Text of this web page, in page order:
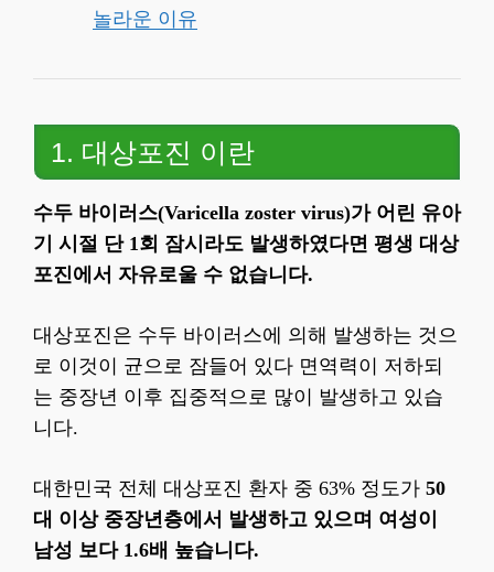
놀라운 이유
1. 대상포진 이란
수두 바이러스(Varicella zoster virus)가 어린 유아
기 시절 단 1회 잠시라도 발생하였다면 평생 대상
포진에서 자유로울 수 없습니다.
대상포진은 수두 바이러스에 의해 발생하는 것으
로 이것이 균으로 잠들어 있다 면역력이 저하되
는 중장년 이후 집중적으로 많이 발생하고 있습
니다.
대한민국 전체 대상포진 환자 중 63% 정도가 50
대 이상 중장년층에서 발생하고 있으며 여성이
남성 보다 1.6배 높습니다.